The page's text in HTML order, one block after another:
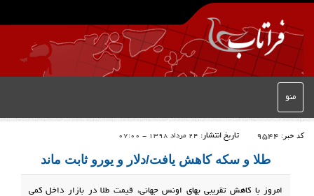
منو
کد خبر: 9544 تاریخ انتشار: 24 مرداد 1398 - 07:00
طلا و سکه کاهش یافت/دلار و یورو ثابت ماند
امروز با کاهش تقریبی بهای اونس جهانی، قیمت طلا در بازار داخل کمی